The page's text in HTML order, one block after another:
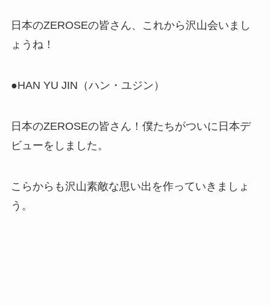
日本のZEROSEの皆さん、これから沢山会いまし
ょうね！
●HAN YU JIN（ハン・ユジン）
日本のZEROSEの皆さん！僕たちがついに日本デ
ビューをしました。
こらからも沢山素敵な思い出を作っていきましょ
う。